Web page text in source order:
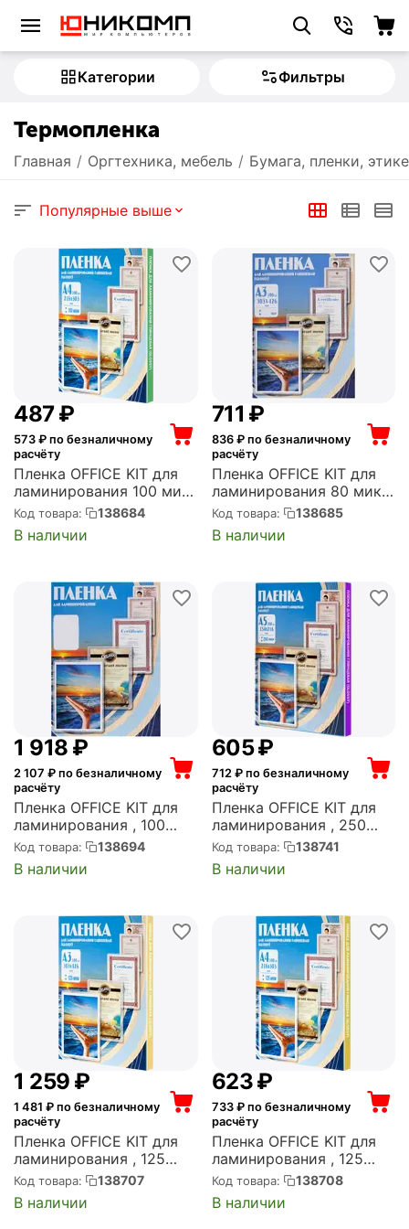
Категории Фильтры
Термопленка
Главная / Оргтехника, мебель / Бумага, пленки,
Популярные выше
‍487‍₽
573 ₽ по безналичному
расчёту
Пленка OFFICE KIT для
ламинирования 100 мик
А4 100 шт. глянцевая
216х303 (PLP10623)
Код товара: 138684
В наличии
‍711‍ ₽
836₽ по безналичному
расчёту
Пленка OFFICE KIT для
ламинирования 80 мик
А3 100 шт. глянцевая
303х426 (PLP10330)
Код товара: 138685
В наличии
1 918 ₽
2 107 ₽ по безналичному
расчёту
Пленка OFFICE KIT для
ламинирования , 100
мик, А2, 100 шт.,
глянцевая 426х600
(PLP10640)
Код товара: 138694
В наличии
‍605‍₽
712 ₽ по безналичному
расчёту
Пленка OFFICE KIT для
ламинирования , 250
мик, А5, 100 шт.,
глянцевая 154х216
(PLP12120-1)
Код товара: 138741
В наличии
1 259 ₽
1 481 ₽ по безналичному
расчёту
Пленка OFFICE KIT для
ламинирования , 125
мик, А3, 100 шт.,
глянцевая 303х426
(PLP10930)
Код товара: 138707
В наличии
‍623‍₽
733₽ по безналичному
расчёту
Пленка OFFICE KIT для
ламинирования , 125
мик, А4, 100 шт.,
глянцевая 216х303
(PLP10923)
Код товара: 138708
В наличии